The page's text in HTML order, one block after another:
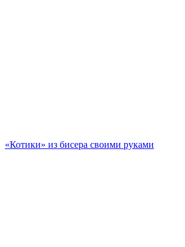
«Котики» из бисера своими руками